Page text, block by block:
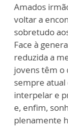
Amados
voltar a
sobretudo
Face à
reduzida a
jovens têm o
sempre atual
interpelar e
e, enfim,
plenamente